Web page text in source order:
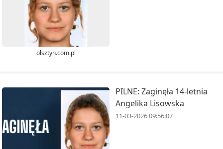
olsztyn.com.pl
PILNE: Zaginęła 14-letnia
Angelika Lisowska
11-03-2026 09:56:07